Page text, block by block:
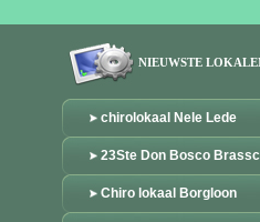
NIEUWSTE
chirolokaal Nele Lede
23Ste Don Bosco
Chiro lokaal Borgloon